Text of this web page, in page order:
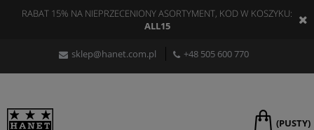
RABAT 15% NA NIEPRZECENIONY ASORTYMENT, KOD W KOSZYKU:
ALL15
sklep@hanet.com.pl +48 505 600 770
(PUSTY)